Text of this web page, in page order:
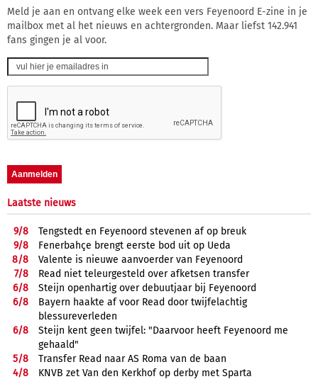
Meld je aan en ontvang elke week een vers Feyenoord E-zine in je
mailbox met al het nieuws en achtergronden. Maar liefst 142.941
fans gingen je al voor.
Laatste nieuws
9/8
Tengstedt en Feyenoord stevenen af op breuk
9/8
Fenerbahçe brengt eerste bod uit op Ueda
8/8
Valente is nieuwe aanvoerder van Feyenoord
7/8
Read niet teleurgesteld over afketsen transfer
6/8
Steijn openhartig over debuutjaar bij Feyenoord
6/8
Bayern haakte af voor Read door twijfelachtig
blessureverleden
6/8
Steijn kent geen twijfel: "Daarvoor heeft Feyenoord me
gehaald"
5/8
Transfer Read naar AS Roma van de baan
4/8
KNVB zet Van den Kerkhof op derby met Sparta